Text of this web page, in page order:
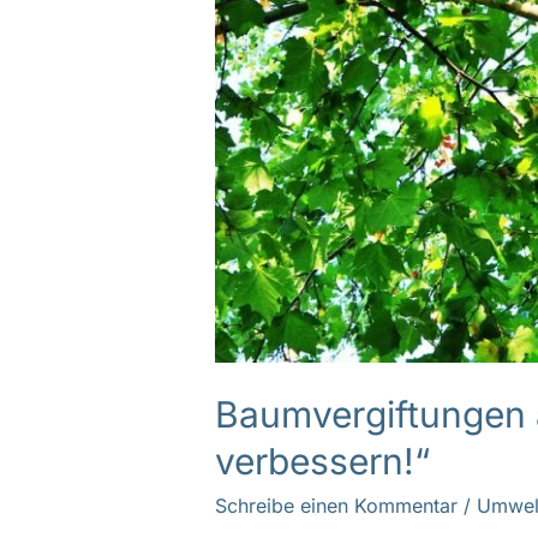
verbessern!“
Schreibe einen Kommentar /